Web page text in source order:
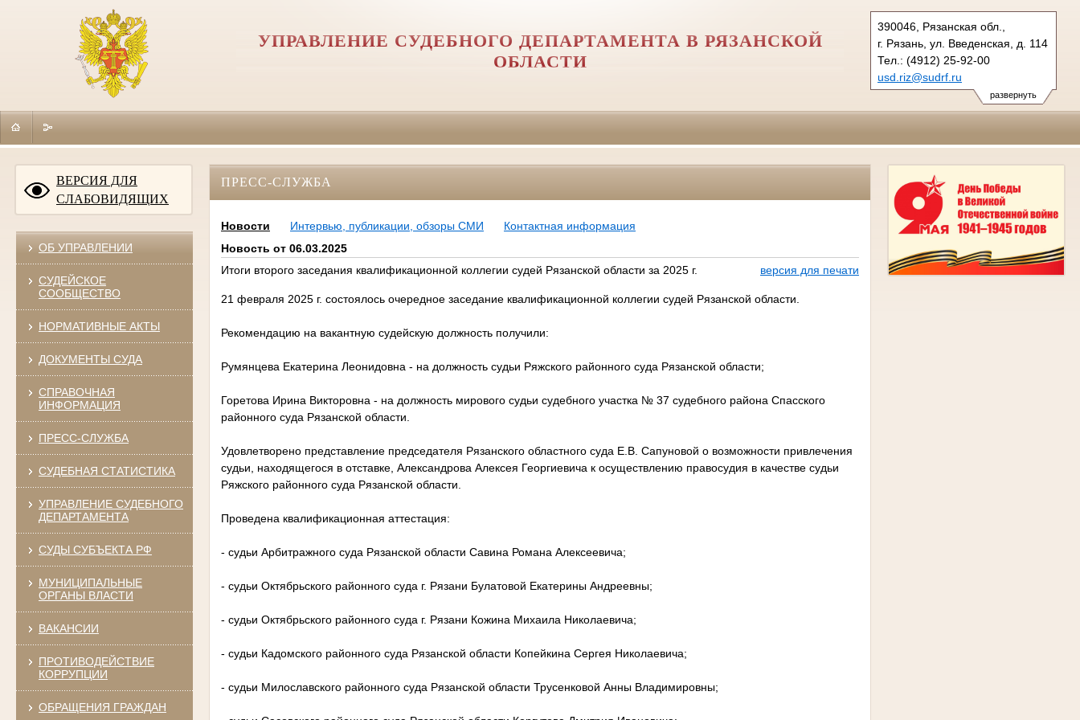
развернуть
390046, Рязанская обл.,
г. Рязань, ул. Введенская, д. 114
Тел.: (4912) 25-92-00
usd.riz@sudrf.ru
УПРАВЛЕНИЕ СУДЕБНОГО ДЕПАРТАМЕНТА В РЯЗАНСКОЙ
ОБЛАСТИ
ВЕРСИЯ ДЛЯ
СЛАБОВИДЯЩИХ
ОБ УПРАВЛЕНИИ
СУДЕЙСКОЕ
СООБЩЕСТВО
НОРМАТИВНЫЕ АКТЫ
ДОКУМЕНТЫ СУДА
СПРАВОЧНАЯ
ИНФОРМАЦИЯ
ПРЕСС-СЛУЖБА
СУДЕБНАЯ СТАТИСТИКА
УПРАВЛЕНИЕ СУДЕБНОГО
ДЕПАРТАМЕНТА
СУДЫ СУБЪЕКТА РФ
МУНИЦИПАЛЬНЫЕ
ОРГАНЫ ВЛАСТИ
ВАКАНСИИ
ПРОТИВОДЕЙСТВИЕ
КОРРУПЦИИ
ОБРАЩЕНИЯ ГРАЖДАН
ПРЕСС-СЛУЖБА
Новости Интервью, публикации, обзоры СМИ
Контактная информация
Новость от 06.03.2025
Итоги второго заседания квалификационной коллегии судей Рязанской области за 2025 г.
версия для печати
21 февраля 2025 г. состоялось очередное заседание квалификационной коллегии судей Рязанской области.
Рекомендацию на вакантную судейскую должность получили:
Румянцева Екатерина Леонидовна - на должность судьи Ряжского районного суда Рязанской области;
Горетова Ирина Викторовна - на должность мирового судьи судебного участка № 37 судебного района Спасского
районного суда Рязанской области.
Удовлетворено представление председателя Рязанского областного суда Е.В. Сапуновой о возможности привлечения
судьи, находящегося в отставке, Александрова Алексея Георгиевича к осуществлению правосудия в качестве судьи
Ряжского районного суда Рязанской области.
Проведена квалификационная аттестация:
- судьи Арбитражного суда Рязанской области Савина Романа Алексеевича;
- судьи Октябрьского районного суда г. Рязани Булатовой Екатерины Андреевны;
- судьи Октябрьского районного суда г. Рязани Кожина Михаила Николаевича;
- судьи Кадомского районного суда Рязанской области Копейкина Сергея Николаевича;
- судьи Милославского районного суда Рязанской области Трусенковой Анны Владимировны;